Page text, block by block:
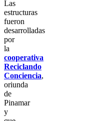
Las
estructuras
fueron
desarrolladas
por
la
cooperativa
Reciclando
Conciencia,
oriunda
de
Pinamar
y